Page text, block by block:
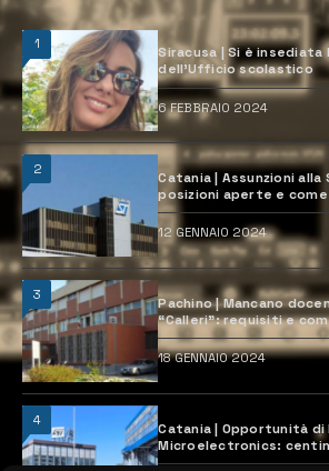
1
Siracusa | Si è
dell’Ufficio scolastico
6 FEBBRAIO 2024
2
Catania | Assunzioni
posizioni aperte e
12 GENNAIO 2024
3
Pachino | Mancano
“Calleri”: requisiti e
18 GENNAIO 2024
4
Catania | Opportunità di
Microelectronics:
previste